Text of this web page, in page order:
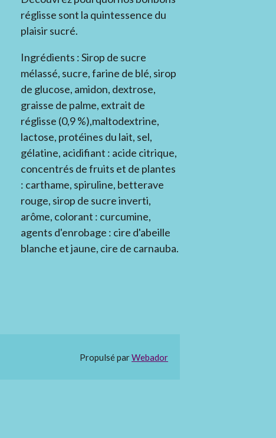
réglisse sont la quintessence du
plaisir sucré.
Ingrédients : Sirop de sucre
mélassé, sucre, farine de blé, sirop
de glucose, amidon, dextrose,
graisse de palme, extrait de
réglisse (0,9 %),maltodextrine,
lactose, protéines du lait, sel,
gélatine, acidifiant : acide citrique,
concentrés de fruits et de plantes
: carthame, spiruline, betterave
rouge, sirop de sucre inverti,
arôme, colorant : curcumine,
agents d'enrobage : cire d'abeille
blanche et jaune, cire de carnauba.
Propulsé parWebador